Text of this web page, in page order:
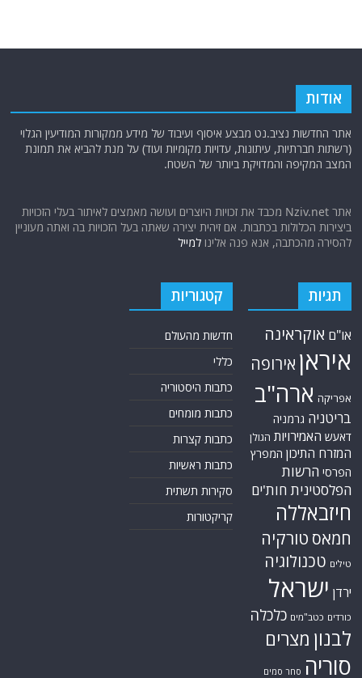
אודות
אתר החדשות נציב.נט מבצע איסוף ועיבוד של מידע ממקורות המודיעין הגלוי
(רשתות חברתיות, עיתונות, עדויות מקומיות ועוד) על מנת להביא את תמונת
המצב המקיפה והמדויקת ביותר של השטח.
אתר Nziv.net מכבד את זכויות היוצרים ועושה מאמצים לאיתור בעלי הזכויות
ביצירות הכלולות בכתבות. אם זיהית יצירה שאתה בעל הזכויות בה ואתה מעוניין
להסירה מהכתבה, אנא פנה אלינולמייל
תגיות
או"ם אוקראינה
איראן אירופה
אפריקה ארה"ב
בריטניה גרמניה
דאעש האמירויות הגולן
המזרח התיכון המפרץ
הפרסי הרשות
הפלסטינית חות'ים
חיזבאללה
חמאס טורקיה
טילים טכנולוגיה
ירדן ישראל
כורדים כטב"מים כלכלה
לבנון מצרים
סוריה סחר סמים
קטגוריות
חדשות מהעולם
כללי
כתבות היסטוריה
כתבות מומחים
כתבות קצרות
כתבות ראשיות
סקירות תשתית
קריקטורות